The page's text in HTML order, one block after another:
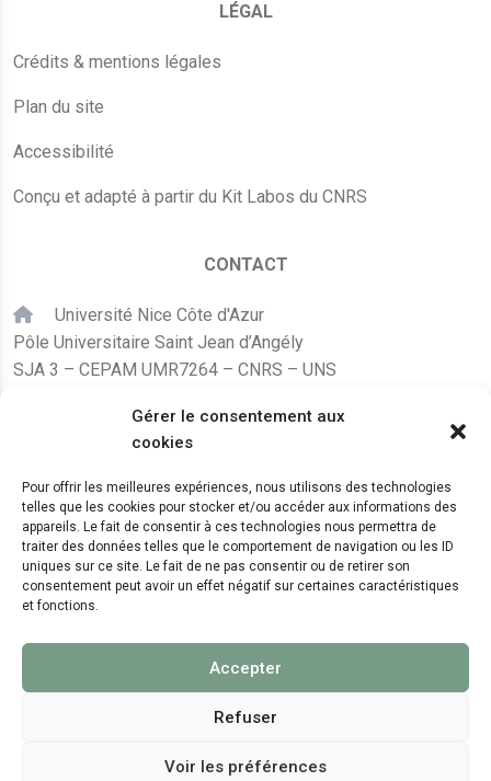
Gérer le consentement aux
cookies
Pour offrir les meilleures expériences, nous utilisons des technologies
telles que les cookies pour stocker et/ou accéder aux informations des
appareils. Le fait de consentir à ces technologies nous permettra de
traiter des données telles que le comportement de navigation ou les ID
uniques sur ce site. Le fait de ne pas consentir ou de retirer son
consentement peut avoir un effet négatif sur certaines caractéristiques
et fonctions.
Accepter
Refuser
Voir les préférences
LÉGAL
Crédits & mentions légales
Plan du site
Accessibilité
Conçu et adapté à partir du Kit Labos du CNRS
CONTACT
Université Nice Côte d'Azur
Pôle Universitaire Saint Jean d’Angély
SJA 3 – CEPAM UMR7264 – CNRS – UNS
+33 (0)4 89 15 24 08
LE CEPAM EST HÉBERGÉ PAR
© 2024 Copyright:CEPAM UMR7264, CNRS, CNRS